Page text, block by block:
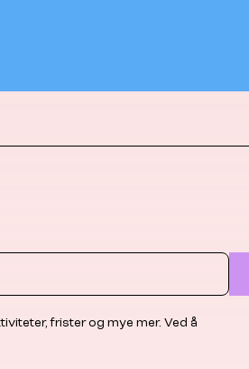
frister og mye mer. Ved å